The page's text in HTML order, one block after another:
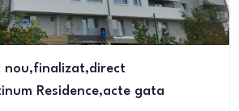
nou,finalizat,direct
Residence,acte gata